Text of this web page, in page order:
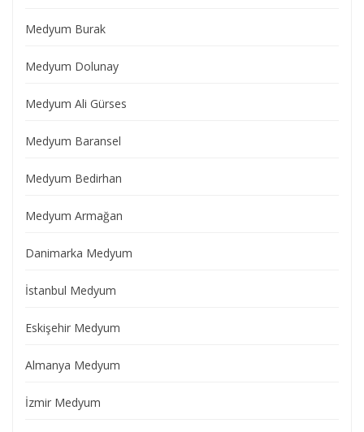
Medyum Burak
Medyum Dolunay
Medyum Ali Gürses
Medyum Baransel
Medyum Bedirhan
Medyum Armağan
Danimarka Medyum
İstanbul Medyum
Eskişehir Medyum
Almanya Medyum
İzmir Medyum